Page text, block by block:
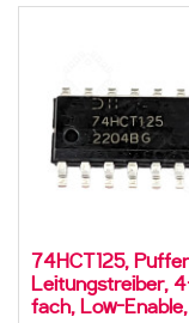
74HCT125,
Leitungstreiber,
fach, Low-